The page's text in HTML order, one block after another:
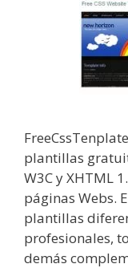
plantillas
W3C y XHTML
páginas Webs.
plantillas
profesionales,
demás